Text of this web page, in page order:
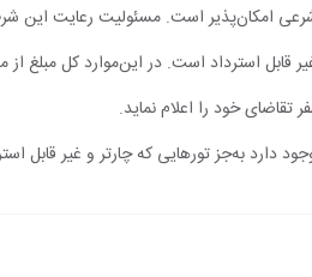
امکان‌پذیر است. مسئولیت رعایت این
غیر قابل استرداد است. در این‌موارد کل
تقاضای خود را اعلام نماید.
دارد به‌جز تورهایی که چارتر و غیر قابل